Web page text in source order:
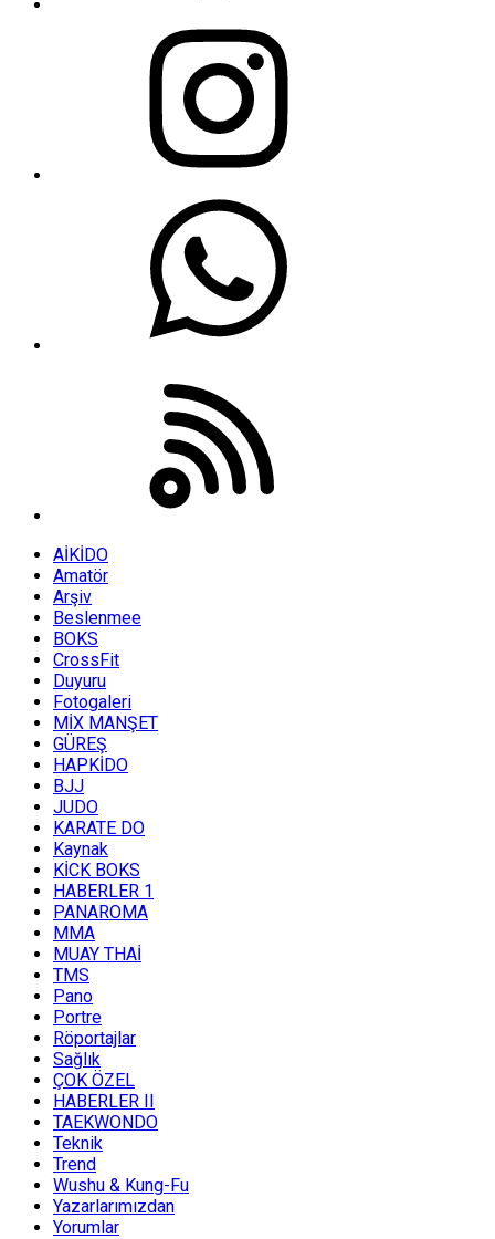
AİKİDO
Amatör
Arşiv
Beslenmee
BOKS
CrossFit
Duyuru
Fotogaleri
MİX MANŞET
GÜREŞ
HAPKİDO
BJJ
JUDO
KARATE DO
Kaynak
KİCK BOKS
HABERLER 1
PANAROMA
MMA
MUAY THAİ
TMS
Pano
Portre
Röportajlar
Sağlık
ÇOK ÖZEL
HABERLER II
TAEKWONDO
Teknik
Trend
Wushu & Kung-Fu
Yazarlarımızdan
Yorumlar